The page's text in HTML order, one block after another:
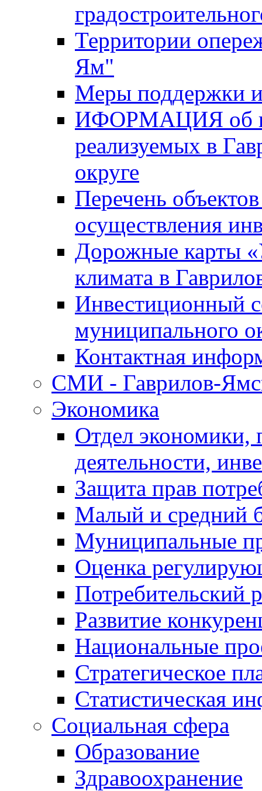
Территории
Ям"
Меры поддержки
ИФОРМАЦИЯ об
реализуемых в
округе
Перечень
осуществления
Дорожные карты
климата в
Инвестиционный
муниципального
Контактная
СМИ - Гаврилов-
Экономика
Отдел экономики,
деятельности,
Защита прав
Малый и средний
Муниципальные
Оценка
Потребительский
Развитие
Национальные
Стратегическое
Статистическая
Социальная сфера
Образование
Здравоохранение